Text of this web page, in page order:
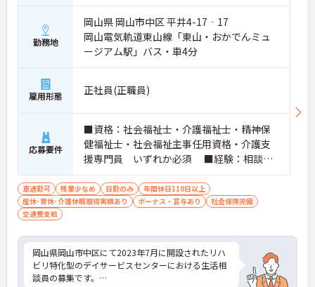
勤務地
岡山県 岡山市中区 平井4-17‐17
岡山電気軌道東山線「東山・おかでんミュ
ージアム駅」バス・車4分
雇用形態 正社員(正職員)
応募要件
■資格：社会福祉士・介護福祉士・精神保
健福祉士・社会福祉主事任用資格・介護支
援専門員 いずれか必須 ■経験：相談員
経験必須（管理者経験やケアプラン作成経
験あるかた優遇） ※PCスキル：Word・E
xcelの簡単な操作、インターネットの閲覧
車通勤可 残業少なめ 日勤のみ
年間休日110日以上
産休･育休･介護休暇取得実績あり
ボーナス・賞与あり
社会保険完備
交通費支給
岡山県岡山市中区にて2023年7月に開設されたリハ
ビリ特化型のデイサービスセンターにおける生活相
談員の募集です。